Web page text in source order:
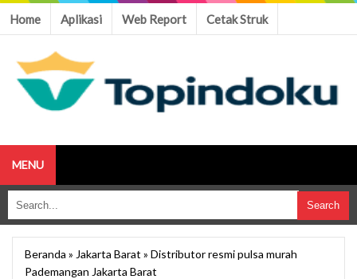
Home Aplikasi Web Report Cetak Struk
MENU
Beranda » Jakarta Barat » Distributor resmi pulsa murah
Pademangan Jakarta Barat